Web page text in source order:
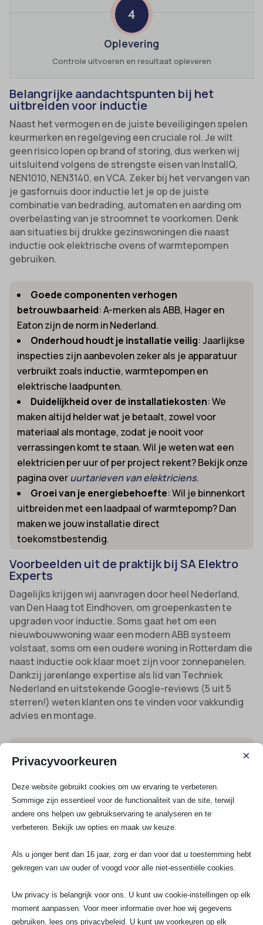
4
Oplevering
Controle uitvoeren en resultaat opleveren
Belangrijke aandachtspunten bij het
uitbreiden voor inductie
Naast het vermogen en de juiste beveiligingen spelen
keurmerken en regelgeving een cruciale rol. Je wilt
geen risico lopen op brand of storing, dus werken wij
uitsluitend volgens de strengste eisen van InstallQ,
NEN1010, NEN3140, en VCA. Zeker bij het vervangen van
je gasfornuis door inductie let je op de juiste
combinatie van bedrading, automaten en aarding om
overbelasting van je stroomnet te voorkomen. Denk
aan situaties bij drukke gezinswoningen die naast
inductie ook elektrische ovens of warmtepompen
gebruiken.
Goede componenten verhogen
betrouwbaarheid: A-merken als ABB, Hager en
Eaton zijn de norm in Nederland.
Onderhoud houdt je installatie veilig: Jaarlijkse
inspecties zijn aanbevolen zeker als je apparatuur
verbruikt zoals inductie, warmtepompen en
elektrische laadpunten.
Duidelijkheid over de installatiekosten: We
maken altijd helder wat je betaalt, zowel voor
materiaal als montage, zodat je nooit voor
verrassingen komt te staan. Wil je weten wat een
elektricien per uur of per project rekent? Bekijk onze
pagina overuurtarieven van elektriciens.
Groei van je energiebehoefte: Wil je binnenkort
uitbreiden met een laadpaal of warmtepomp? Dan
maken we jouw installatie direct
toekomstbestendig.
Voorbeelden uit de praktijk bij SA Elektro
Experts
Dagelijks krijgen wij aanvragen door heel Nederland,
van Den Haag tot Eindhoven, om groepenkasten te
upgraden voor inductie. Soms gaat het om een
nieuwbouwwoning waar een modern ABB systeem
volstaat, soms om een oudere woning in Rotterdam die
naast inductie ook klaar moet zijn voor zonnepanelen.
Dankzij jarenlange expertise als lid van Techniek
Nederland en uitstekende Google-reviews (5 uit 5
sterren!) weten klanten ons te vinden voor vakkundig
advies en montage.
Uitbreiding naar meerdere groepen voor inductie,
oven en vaatwasser, alles keurig volgens NEN1010-
eisen.
Modern appartement met 3-fase aansluiting
Installatie van Perilex stekkersysteem en slimme
Grote gezinswoning met ingestelde
overbelastingbeveiliging: Elektrotechnische
upgrade en advies over combinatiegebruik met
andere zware apparaten.
Keukenrenovatie project: Installatie ABB
Privacyvoorkeuren ×
Deze website gebruikt cookies om uw ervaring te verbeteren.
Sommige zijn essentieel voor de functionaliteit van de site, terwijl
andere ons helpen uw gebruikservaring te analyseren en te
verbeteren. Bekijk uw opties en maak uw keuze.
Als u jonger bent dan 16 jaar, zorg er dan voor dat u toestemming hebt
gekregen van uw ouder of voogd voor alle niet-essentiële cookies.
Uw privacy is belangrijk voor ons. U kunt uw cookie-instellingen op elk
moment aanpassen. Voor meer informatie over hoe wij gegevens
gebruiken, lees ons privacybeleid. U kunt uw voorkeuren op elk